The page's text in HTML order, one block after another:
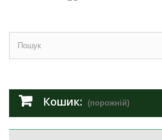
Кошик: (порожній)